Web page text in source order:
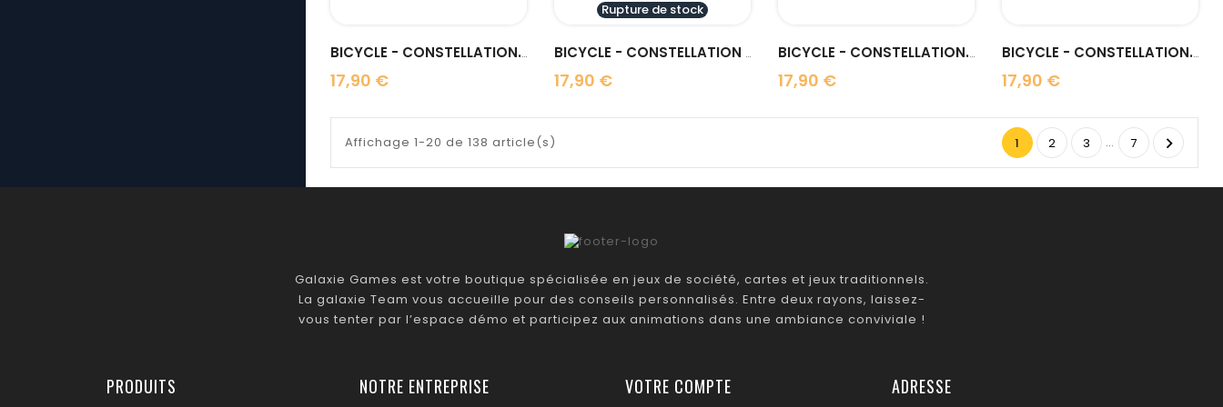
BICYCLE - CONSTELLATION...
17,90 €
Prix
Rupture de stock
BICYCLE - CONSTELLATION LION
17,90 €
Prix
BICYCLE - CONSTELLATION...
17,90 €
Prix
BICYCLE - CONSTELLATION...
17,90 €
Prix
Affichage 1-20 de 138 article(s) 1 2 3 … 7 
Galaxie Games est votre boutique spécialisée en jeux de société, cartes et jeux traditionnels.
La galaxie Team vous accueille pour des conseils personnalisés. Entre deux rayons, laissez-
vous tenter par l’espace démo et participez aux animations dans une ambiance conviviale !
PRODUITS NOTRE ENTREPRISE VOTRE COMPTE ADRESSE